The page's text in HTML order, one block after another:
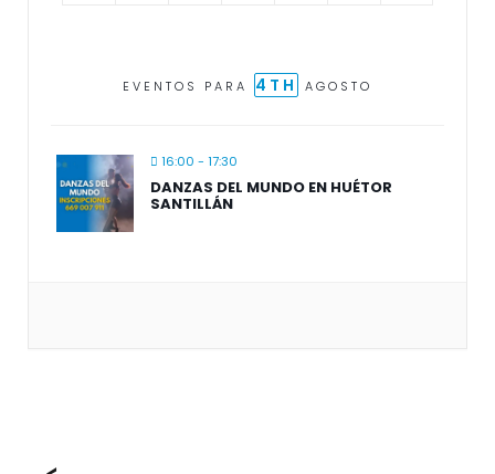
EVENTOS PARA 4TH AGOSTO
16:00 - 17:30
DANZAS DEL MUNDO EN HUÉTOR
SANTILLÁN